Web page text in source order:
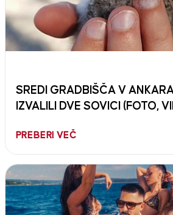
SREDI GRADBIŠČA V
IZVALILI DVE SOVICI (FOTO,
PREBERI VEČ